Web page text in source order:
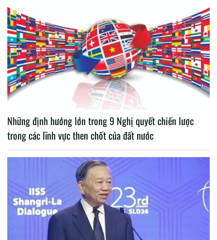
Những định hướng lớn trong 9 Nghị quyết chiến lược
trong các lĩnh vực then chốt của đất nước